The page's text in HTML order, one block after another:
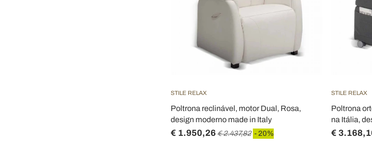
STILE RELAX
Poltrona reclinável, motor Dual, Rosa,
design moderno made in Italy
€ 1.950,26 € 2.437,82 - 20%
STILE RELAX
Poltrona
na Itália,
€